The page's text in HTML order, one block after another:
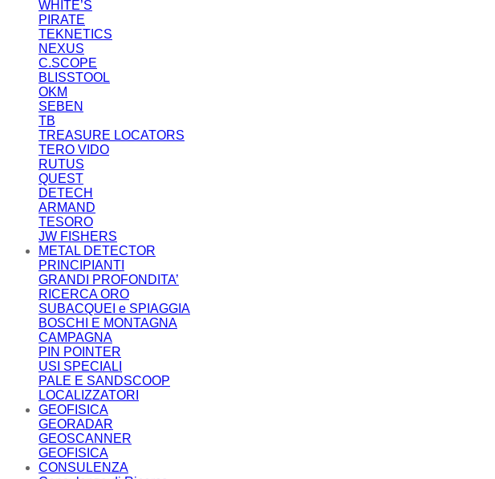
WHITE’S
PIRATE
TEKNETICS
NEXUS
C.SCOPE
BLISSTOOL
OKM
SEBEN
TB
TREASURE LOCATORS
TERO VIDO
RUTUS
QUEST
DETECH
ARMAND
TESORO
JW FISHERS
METAL DETECTOR
PRINCIPIANTI
GRANDI PROFONDITA’
RICERCA ORO
SUBACQUEI e SPIAGGIA
BOSCHI E MONTAGNA
CAMPAGNA
PIN POINTER
USI SPECIALI
PALE E SANDSCOOP
LOCALIZZATORI
GEOFISICA
GEORADAR
GEOSCANNER
GEOFISICA
CONSULENZA